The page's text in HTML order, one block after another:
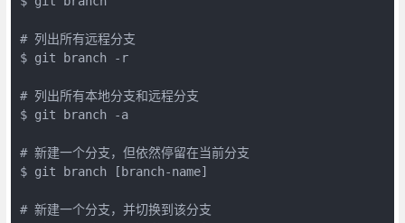
# 列出所有远程分支
$ git branch -r
# 列出所有本地分支和远程分支
$ git branch -a
# 新建一个分支，但依然停留在当前分支
$ git branch [branch-name]
# 新建一个分支，并切换到该分支